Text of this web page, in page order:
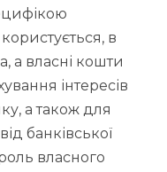
в
власні кошти
інтересів
а також для
банківської
власного